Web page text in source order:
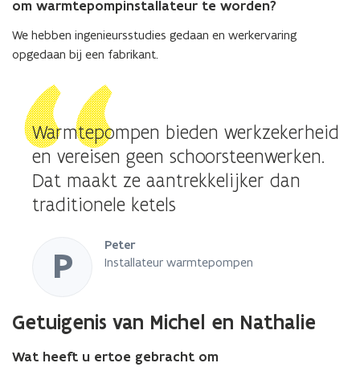
om warmtepompinstallateur te worden?
We hebben ingenieursstudies gedaan en werkervaring
opgedaan bij een fabrikant.
Warmtepompen bieden werkzekerheid
en vereisen geen schoorsteenwerken.
Dat maakt ze aantrekkelijker dan
traditionele ketels
P Peter
Installateur warmtepompen
Getuigenis van Michel en Nathalie
Wat heeft u ertoe gebracht om